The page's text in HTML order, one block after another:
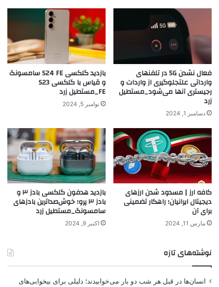
فعال نشدن 5G در تلفنهای
وارداتی علتجلوگیری از واردات و
رجیستری آنها می‌شود_مستطیل
زرد
دسامبر 1, 2024
بازدید گلکسی S24 FE سامسونگ
و قیاس با گلکسی S23
FE_مستطیل زرد
نوامبر 5, 2024
کافه ارز | مسدود شدن ارزهای
دیجیتال ایرانیان؛ راهکار تضمینی
برای آن
مارس 11, 2024
بازدید هدفون گلکسی بادز ۳ و
بادز ۳ پرو؛ خوش‌صداترین بادزهای
سامسونگ_مستطیل زرد
اکتبر 9, 2024
نوشته‌های تازه
انسان‌ها در قبل هر شب دو بار می‌خوابیدند؛ دلیلی برای بیخوابی‌های